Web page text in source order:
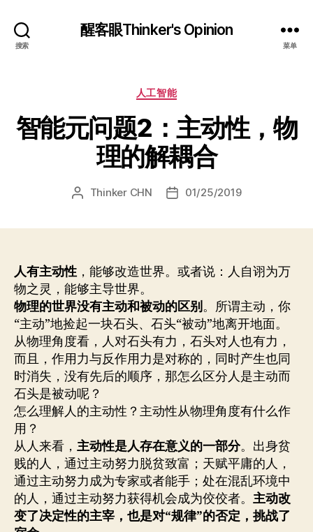
搜索
醒客眼Thinker's Opinion
菜单
分
人工智能
智能元问题2：主动性，物
理的解耦合
文 Thinker CHN
发 01/25/2019
人有主动性 ，能够改造世界。或者说：人自诩为万
物之灵，能够主导世界。
物理的世界没有主动和被动的区别 。所谓主动，你
“主动”地捡起一块石头、石头“被动”地离开地面。
从物理角度看，人对石头有力，石头对人也有力，
而且，作用力与反作用力是对称的，同时产生也同
时消失，没有先后的顺序，那怎么区分人是主动而
石头是被动呢？
怎么理解人的主动性？主动性从物理角度有什么作
用？
从人来看， 主动性是人存在意义的一部分。出身贫
贱的人，通过主动努力脱贫致富；天赋平庸的人，
通过主动努力成为专家或者能手；处在混乱环境中
的人，通过主动努力获得机会成为佼佼者。 主动改
变了决定性的主宰，也是对“规律”的否定，挑战了